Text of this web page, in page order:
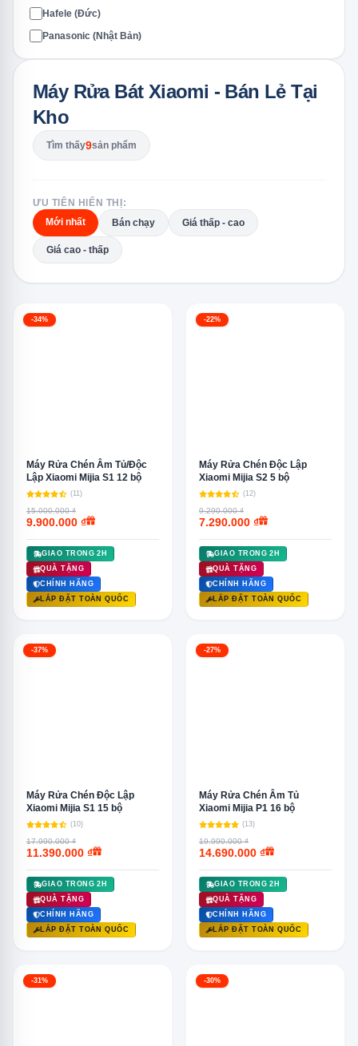
Hafele (Đức)
Panasonic (Nhật Bản)
Máy Rửa Bát Xiaomi - Bán Lẻ Tại
Kho
Tìm thấy9sản phẩm
ƯU TIÊN HIỂN THỊ:
Mới nhất
Bán chạy Giá thấp - cao
Giá cao - thấp
-34%
Máy Rửa Chén Âm Tủ/Độc
Lập Xiaomi Mijia S1 12 bộ
(11)
15.000.000 ₫
9.900.000 ₫
GIAO TRONG 2H
QUÀ TẶNG
CHÍNH HÃNG
LẮP ĐẶT TOÀN QUỐC
-22%
Máy Rửa Chén Độc Lập
Xiaomi Mijia S2 5 bộ
(12)
9.290.000 ₫
7.290.000 ₫
GIAO TRONG 2H
QUÀ TẶNG
CHÍNH HÃNG
LẮP ĐẶT TOÀN QUỐC
-37%
Máy Rửa Chén Độc Lập
Xiaomi Mijia S1 15 bộ
(10)
17.990.000 ₫
11.390.000 ₫
GIAO TRONG 2H
QUÀ TẶNG
CHÍNH HÃNG
LẮP ĐẶT TOÀN QUỐC
-27%
Máy Rửa Chén Âm Tủ
Xiaomi Mijia P1 16 bộ
(13)
19.990.000 ₫
14.690.000 ₫
GIAO TRONG 2H
QUÀ TẶNG
CHÍNH HÃNG
LẮP ĐẶT TOÀN QUỐC
-31% -30%